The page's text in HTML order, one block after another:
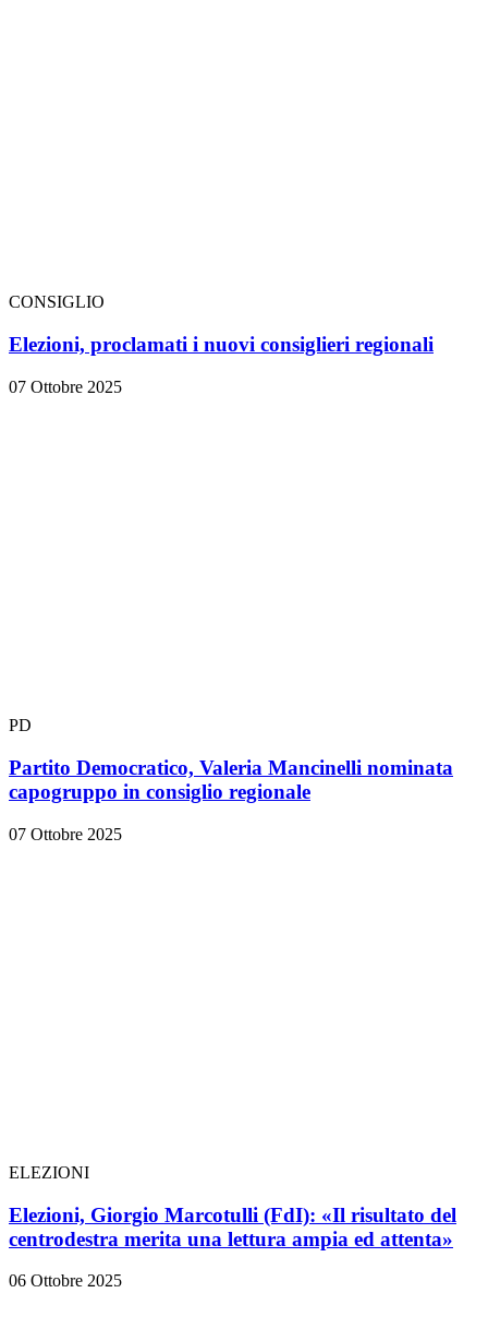
CONSIGLIO
Elezioni, proclamati i nuovi consiglieri regionali
07 Ottobre 2025
PD
Partito Democratico, Valeria Mancinelli nominata
capogruppo in consiglio regionale
07 Ottobre 2025
ELEZIONI
Elezioni, Giorgio Marcotulli (FdI): «Il risultato del
centrodestra merita una lettura ampia ed attenta»
06 Ottobre 2025